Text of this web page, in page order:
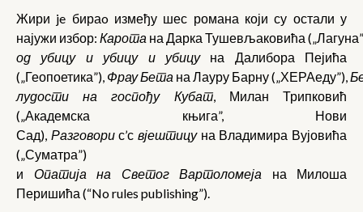
Жири je бираo између шес романа који су остали у
најужи избор: Карота на Дарка Тушевљаковића
од убицу и убицу и убицуна Далибора Пејића
(„Геопоетика”), Фрау Бета на Лауру Барну („ХЕРАеду”),
лудости на госпођу Кубат, Милан Трипковић
(„Академска књига”, Нови
Сад), Разговорис’с вјештицуна Владимира Вујовића
(„Суматра”)
и Опатија на Светог Вартоломеја на Милоша
Перишића (“No rules publishing”).